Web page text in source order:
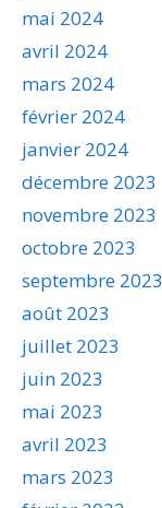
mai 2024
avril 2024
mars 2024
février 2024
janvier 2024
décembre 2023
novembre 2023
octobre 2023
septembre 2023
août 2023
juillet 2023
juin 2023
mai 2023
avril 2023
mars 2023